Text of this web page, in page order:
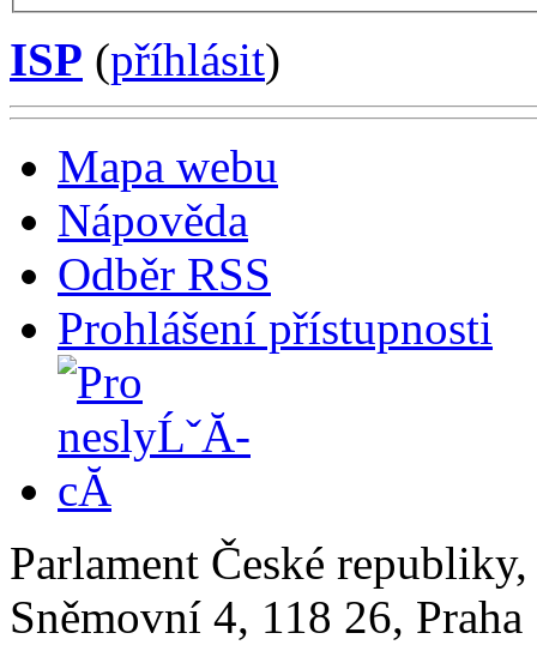
ISP (příhlásit)
Mapa webu
Nápověda
Odběr RSS
Prohlášení přístupnosti
Parlament České
Sněmovní 4, 118 26,